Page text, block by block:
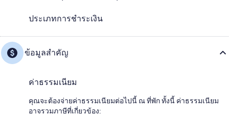
ประเภทการชำระเงิน
ข้อมูลสำคัญ
ค่าธรรมเนียม
คุณจะต้องจ่ายค่าธรรมเนียมต่อไปนี้ ณ ที่พัก ทั้งนี้ ค่าธรรมเนียม
อาจรวมภาษีที่เกี่ยวข้อง: